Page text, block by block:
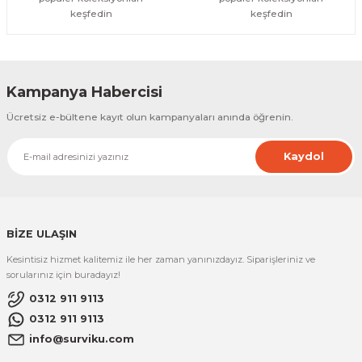
keşfedin
keşfedin
Kampanya Habercisi
Ücretsiz e-bültene kayıt olun kampanyaları anında öğrenin.
Kaydol
BİZE ULAŞIN
Kesintisiz hizmet kalitemiz ile her zaman yanınızdayız. Siparişleriniz ve
sorularınız için buradayız!
0312 911 9113
0312 911 9113
info@surviku.com